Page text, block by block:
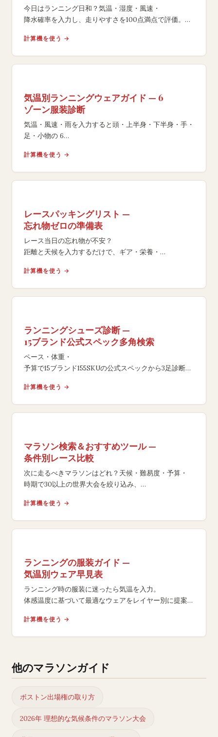
今日はランニング日和？気温・湿度・風速・
降水確率を入力し、走りやすさを100点満点で評価。
ます。
計算機を使う →
気温別ランニングウェアガイド — 6
ゾーン服装診断
気温・風速・雨を入力すると頭・上半身・下半身・手・
足・小物の 6
レイヤリング解説と体温調節の科学に基づく推奨です。
計算機を使う →
レースパッキングリスト —
忘れ物ゼロの準備表
レース当日の忘れ物が不安？
距離と天候を入力するだけで、ギア・栄養・
チェックリストを生成。
計算機を使う →
ランニングシューズ診断 —
15ブランド公式スペック多角検索
ペース・体重・
予算で15ブランド155SKUの公式スペックから3足診断。
アフィリエイト並び替えなし。再抽選可。
計算機を使う →
マラソン検索＆おすすめツール —
条件別レース比較
次に走るべきマラソンはどれ？天候・難易度・予算・
時期で30以上の世界大会を絞り込み、
計算機を使う →
ランニングの服装ガイド —
気温別ウェア早見表
ランニング時の服装に迷ったら気温を入力。
体感温度に基づいて最適なウェアをレイヤー別に提案。
計算機を使う →
他のマラソンガイド
ボストン出場権の取り方
2026年 理想的な気候条件のマラソン大会